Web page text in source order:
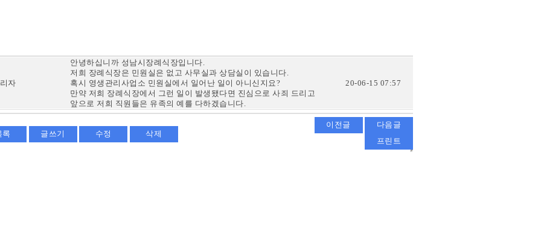
자
안녕하십니까 성남시장례식장입니다.
저희 장례식장은 민원실은 없고 사무실과 상담실이 있습니다.
혹시 영생관리사업소 민원실에서 일어난 일이 아니신지요?
만약 저희 장례식장에서 그런 일이 발생됐다면 진심으로 사죄 드리고
앞으로 저희 직원들은 유족의 예를 다하겠습니다.
20-06-15 07:57
록 글쓰기 수정 삭제
이전글
다음글
프린트